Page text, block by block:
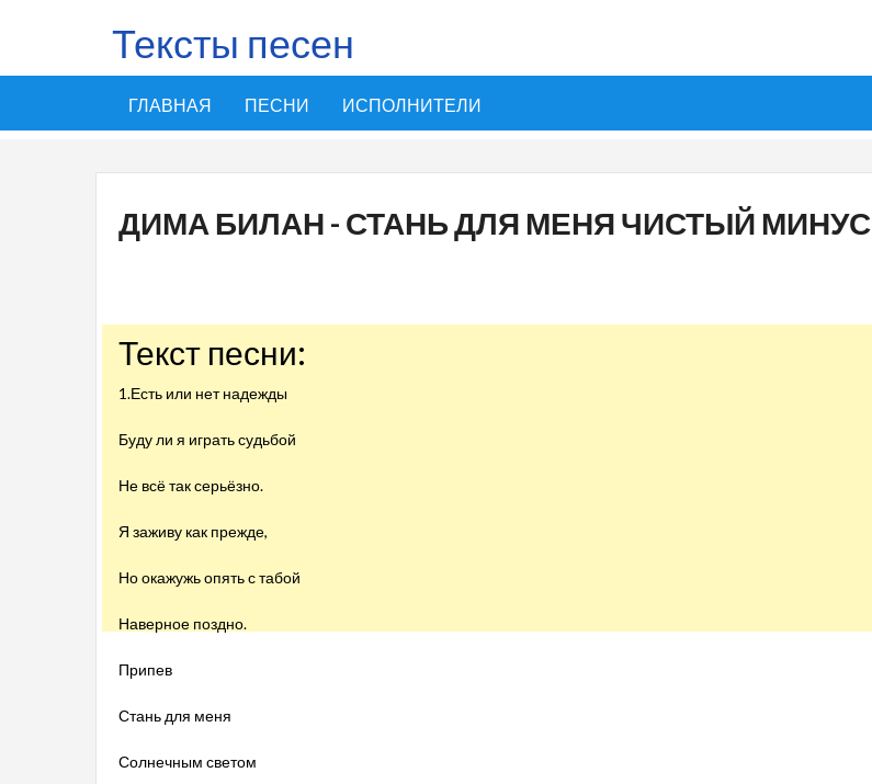
Тексты песен
ГЛАВНАЯ ПЕСНИ ИСПОЛНИТЕЛИ
ДИМА БИЛАН - СТАНЬ ДЛЯ МЕНЯ ЧИСТЫЙ МИНУС
Текст песни:
1.Есть или нет надежды
Буду ли я играть судьбой
Не всё так серьёзно.
Я заживу как прежде,
Но окажужь опять с табой
Наверное поздно.
Припев
Стань для меня
Солнечным светом